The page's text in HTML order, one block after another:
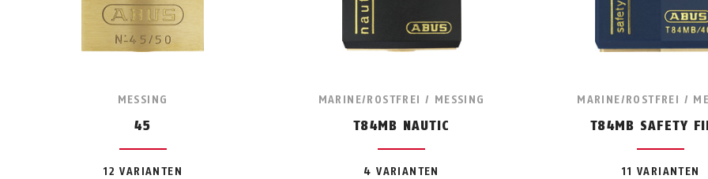
MESSING
45
12 VARIANTEN
MARINE/ROSTFREI / MESSING
T84MB NAUTIC
4 VARIANTEN
MARINE/ROSTFREI /
T84MB SAFETY
11 VARIANTEN